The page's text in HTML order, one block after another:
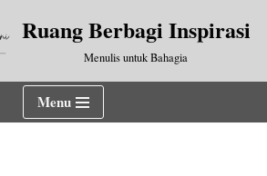
Ruang Berbagi Inspirasi
Menulis untuk Bahagia
Menu